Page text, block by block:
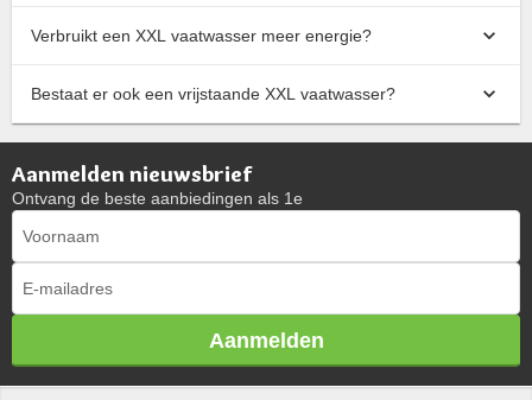
Verbruikt een XXL vaatwasser meer energie?
Bestaat er ook een vrijstaande XXL vaatwasser?
Aanmelden nieuwsbrief
Ontvang de beste aanbiedingen als 1e
Aanmelden